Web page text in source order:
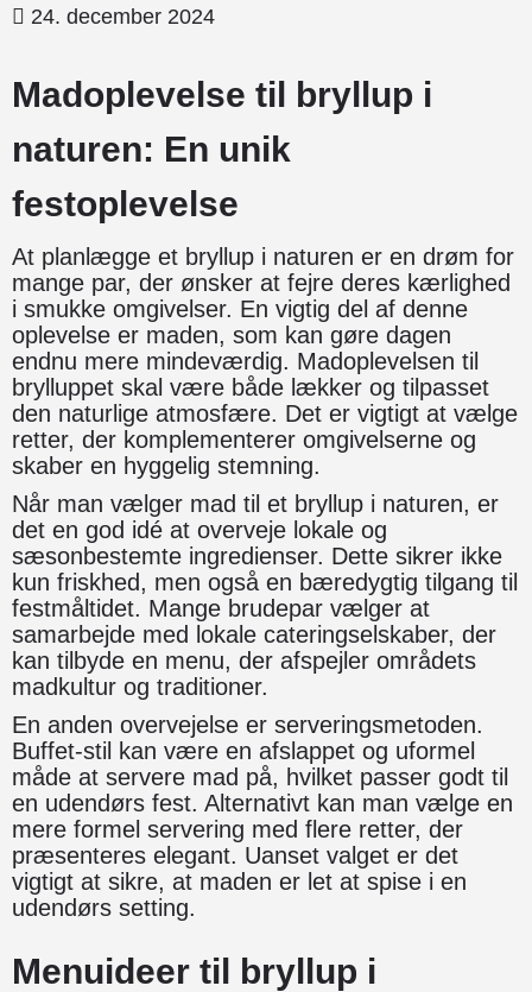
24. december 2024
Madoplevelse til bryllup i
naturen: En unik
festoplevelse
At planlægge et bryllup i naturen er en drøm for
mange par, der ønsker at fejre deres kærlighed
i smukke omgivelser. En vigtig del af denne
oplevelse er maden, som kan gøre dagen
endnu mere mindeværdig. Madoplevelsen til
brylluppet skal være både lækker og tilpasset
den naturlige atmosfære. Det er vigtigt at vælge
retter, der komplementerer omgivelserne og
skaber en hyggelig stemning.
Når man vælger mad til et bryllup i naturen, er
det en god idé at overveje lokale og
sæsonbestemte ingredienser. Dette sikrer ikke
kun friskhed, men også en bæredygtig tilgang til
festmåltidet. Mange brudepar vælger at
samarbejde med lokale cateringselskaber, der
kan tilbyde en menu, der afspejler områdets
madkultur og traditioner.
En anden overvejelse er serveringsmetoden.
Buffet-stil kan være en afslappet og uformel
måde at servere mad på, hvilket passer godt til
en udendørs fest. Alternativt kan man vælge en
mere formel servering med flere retter, der
præsenteres elegant. Uanset valget er det
vigtigt at sikre, at maden er let at spise i en
udendørs setting.
Menuideer til bryllup i